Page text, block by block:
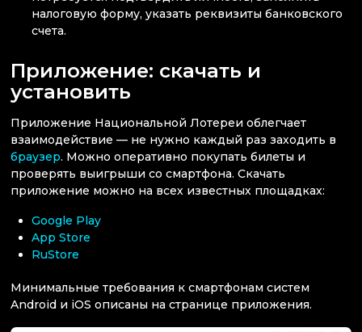
налоговую форму, указать реквизиты банковского
счета.
Приложение: скачать и
установить
Приложение Национальной Лотереи облегчает
взаимодействие — не нужно каждый раз заходить в
браузер. Можно оперативно покупать билеты и
проверять выигрыши со смартфона. Скачать
приложение можно на всех известных площадках:
Google Play
App Store
RuStore
Минимальные требования к смартфонам систем
Android и iOS описаны на странице приложения.